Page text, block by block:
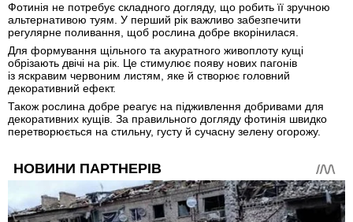
Фотинія не потребує складного догляду, що робить її зручною
альтернативою туям. У перший рік важливо забезпечити
регулярне поливання, щоб рослина добре вкорінилася.
Для формування щільного та акуратного живоплоту кущі
обрізають двічі на рік. Це стимулює появу нових пагонів
із яскравим червоним листям, яке й створює головний
декоративний ефект.
Також рослина добре реагує на підживлення добривами для
декоративних кущів. За правильного догляду фотинія швидко
перетворюється на стильну, густу й сучасну зелену огорожу.